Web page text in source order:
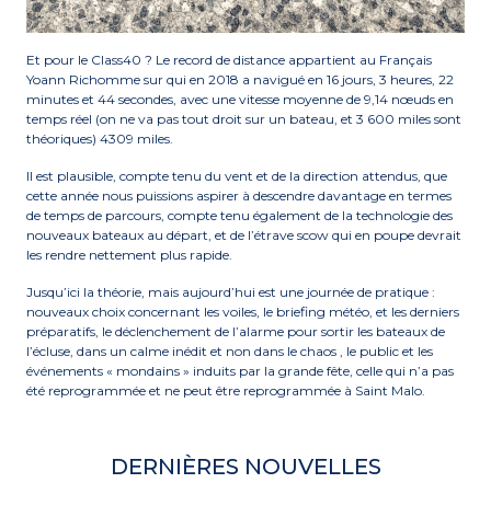
Et pour le Class40 ? Le record de distance appartient au Français
Yoann Richomme sur qui en 2018 a navigué en 16 jours, 3 heures, 22
minutes et 44 secondes, avec une vitesse moyenne de 9,14 nœuds en
temps réel (on ne va pas tout droit sur un bateau, et 3 600 miles sont
théoriques) 4309 miles.
Il est plausible, compte tenu du vent et de la direction attendus, que
cette année nous puissions aspirer à descendre davantage en termes
de temps de parcours, compte tenu également de la technologie des
nouveaux bateaux au départ, et de l’étrave scow qui en poupe devrait
les rendre nettement plus rapide.
Jusqu’ici la théorie, mais aujourd’hui est une journée de pratique :
nouveaux choix concernant les voiles, le briefing météo, et les derniers
préparatifs, le déclenchement de l’alarme pour sortir les bateaux de
l’écluse, dans un calme inédit et non dans le chaos , le public et les
événements « mondains » induits par la grande fête, celle qui n’a pas
été reprogrammée et ne peut être reprogrammée à Saint Malo.
DERNIÈRES NOUVELLES